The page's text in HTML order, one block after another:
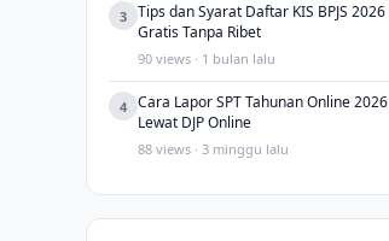
3
Tips dan Syarat Daftar KIS BPJS 2026
Gratis Tanpa Ribet
90 views · 1 bulan lalu
4
Cara Lapor SPT Tahunan Online 2026
Lewat DJP Online
88 views · 3 minggu lalu